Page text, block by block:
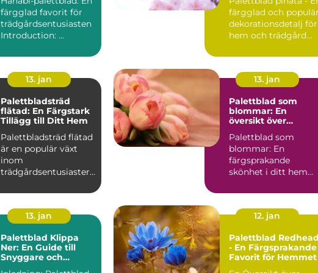
färgglad favorit för
trädgårdsentusiasten
Introduction: ...
hem och trädgård
färgglad och populär
dekorationsdetalj för
hem och trädgård
13. jan
Palettbladsträd
flätad: En Färgstark
Tillägg till Ditt Hem
Palettbladsträd flätad
är en populär växt
inom
trädgårdsentusiasters
unika egensk...
13. jan
Palettblad som
blommar: En
översikt över
palettblad
Palettblad som
blommar: En
färgsprakande
skönhet i ditt hem
vilka typer finns...
13. jan
Palettblad Klippa
Ner: En Guide till
Snyggare och
12. jan
Palettblad Redhead
- En Färgsprakande
Favorit för Hemmet